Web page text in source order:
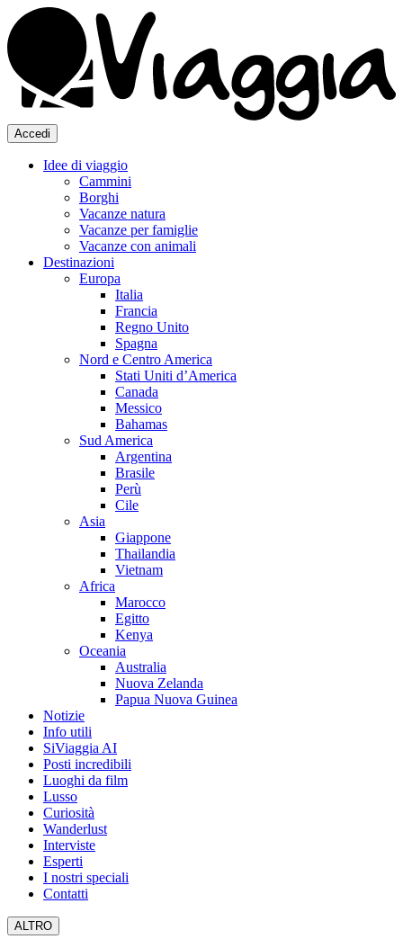
Accedi
Idee di viaggio
Cammini
Borghi
Vacanze natura
Vacanze per famiglie
Vacanze con animali
Destinazioni
Europa
Italia
Francia
Regno Unito
Spagna
Nord e Centro America
Stati Uniti d’America
Canada
Messico
Bahamas
Sud America
Argentina
Brasile
Perù
Cile
Asia
Giappone
Thailandia
Vietnam
Africa
Marocco
Egitto
Kenya
Oceania
Australia
Nuova Zelanda
Papua Nuova Guinea
Notizie
Info utili
SiViaggia AI
Posti incredibili
Luoghi da film
Lusso
Curiosità
Wanderlust
Interviste
Esperti
I nostri speciali
Contatti
ALTRO